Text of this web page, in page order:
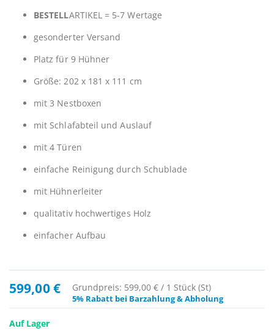
BESTELLARTIKEL = 5-7 Wertage
gesonderter Versand
Platz für 9 Hühner
Größe: 202 x 181 x 111 cm
mit 3 Nestboxen
mit Schlafabteil und Auslauf
mit 4 Türen
einfache Reinigung durch Schublade
mit Hühnerleiter
qualitativ hochwertiges Holz
einfacher Aufbau
599,00 € Grundpreis: 599,00 € / 1 Stück (St)
5% Rabatt bei Barzahlung & Abholung
Auf Lager